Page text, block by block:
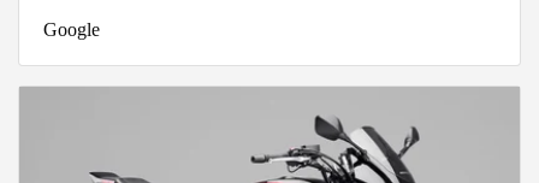
Google